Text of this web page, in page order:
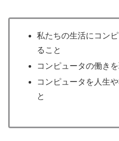
私たちの生活にコン
ること
コンピュータの働き
コンピュータを人生
と